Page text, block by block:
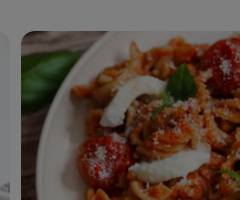
Cestoviny
s
paradajkovou
omáčkou
a
mozzarellou